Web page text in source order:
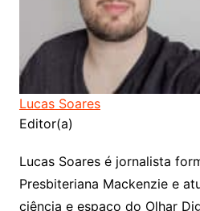
Lucas Soares
Editor(a)
Lucas Soares é jornalista
Presbiteriana Mackenzie e
ciência e espaço do Olhar